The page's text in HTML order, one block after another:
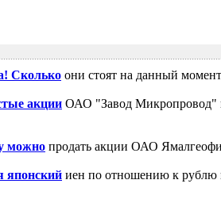
Сколько они стоят на данный
акции ОАО "Завод Микропровод"
можно продать акции ОАО
японский иен по отношению к рублю